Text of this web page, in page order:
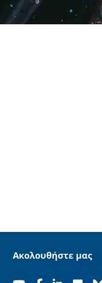
Ακολουθήστε μας